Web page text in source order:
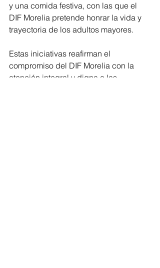
y una comida festiva, con las que el
DIF Morelia pretende honrar la vida y
trayectoria de los adultos mayores.
Estas iniciativas reafirman el
compromiso del DIF Morelia con la
atención integral y digna a las